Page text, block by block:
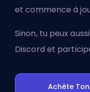
et commence à
Sinon, tu peux aussi
Discord et
Achète